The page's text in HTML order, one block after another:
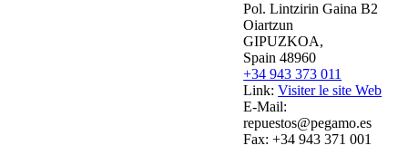
Pol. Lintzirin Gaina B2
Oiartzun
GIPUZKOA,
Spain 48960
+34 943 373 011
Link:Visiter le site Web
E-Mail:
repuestos@pegamo.es
Fax:+34 943 371 001